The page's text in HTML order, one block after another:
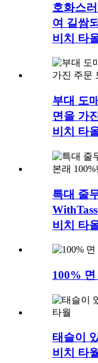
호화스
여 길쌈
비치 타
부대 도
면을 가
비치 타
특대 줄
비치 타
100%
태슬이
비치 타